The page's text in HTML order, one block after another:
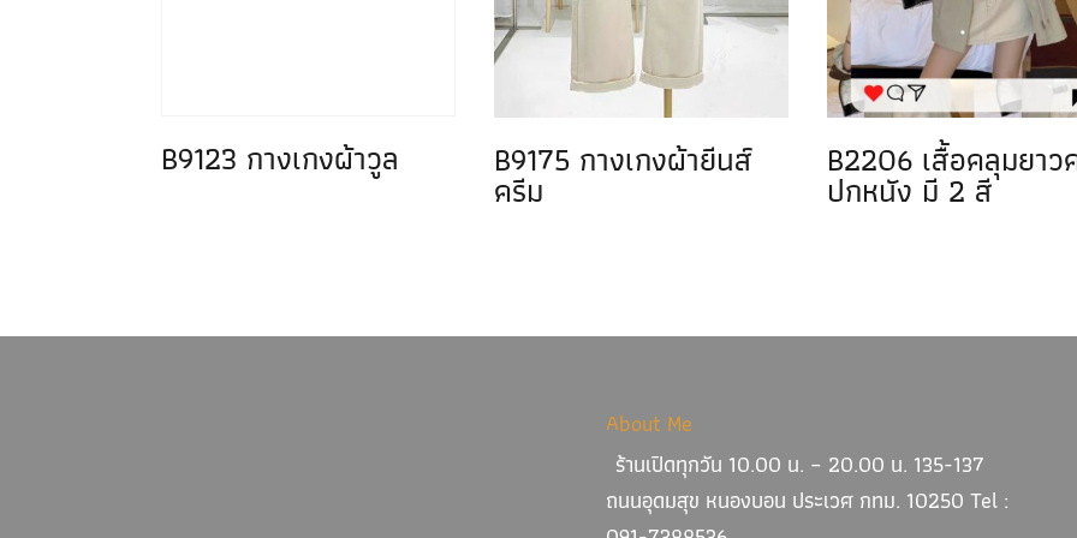
B9123 กางเกงผ้าวูล B9175 กางเกงผ้ายีนส์
ครีม
B2206 เสื้อคลุมยาว
ปกหนัง มี 2 สี
About Me
ร้านเปิดทุกวัน 10.00 น. – 20.00 น. 135-137
ถนนอุดมสุข หนองบอน ประเวศ กทม. 10250 Tel :